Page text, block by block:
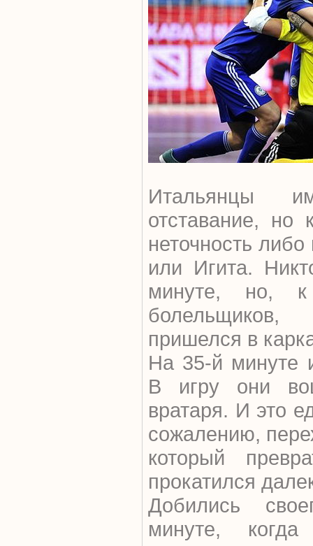
Итальянцы
отставание, но
неточность
или Игита.
минуте, но, к
пришелся в
На 35-й минуте
В игру они
вратаря. И это
сожалению,
который
прокатился
Добились
минуте,